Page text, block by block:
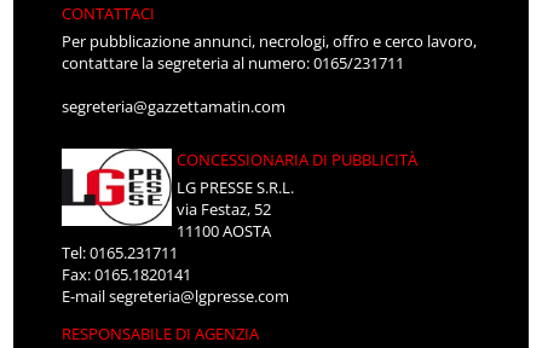
CONTATTACI
Per pubblicazione annunci, necrologi, offro e cerco lavoro,
contattare la segreteria al numero: 0165/231711
segreteria@gazzettamatin.com
CONCESSIONARIA DI PUBBLICITÀ
LG PRESSE S.R.L.
via Festaz, 52
11100 AOSTA
Tel: 0165.231711
Fax: 0165.1820141
E-mailsegreteria@lgpresse.com
RESPONSABILE DI AGENZIA